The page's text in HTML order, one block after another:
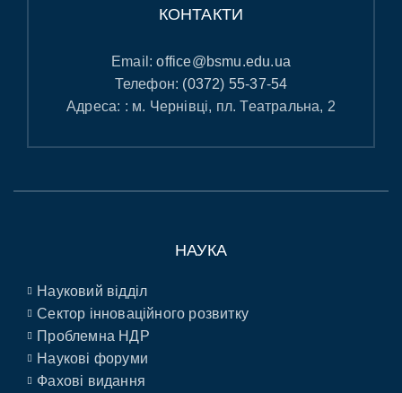
КОНТАКТИ
Email:office@bsmu.edu.ua
Телефон: (0372) 55-37-54
Адреса: : м. Чернівці, пл. Театральна, 2
НАУКА
Науковий відділ
Сектор інноваційного розвитку
Проблемна НДР
Наукові форуми
Фахові видання